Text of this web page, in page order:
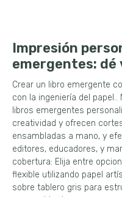
Impresión
emergentes: dé
Crear un libro emergente
con la ingeniería del
libros emergentes
creatividad y ofrecen
ensambladas a mano, y
editores, educadores, y
cobertura: Elija entre
flexible utilizando papel
sobre tablero gris para